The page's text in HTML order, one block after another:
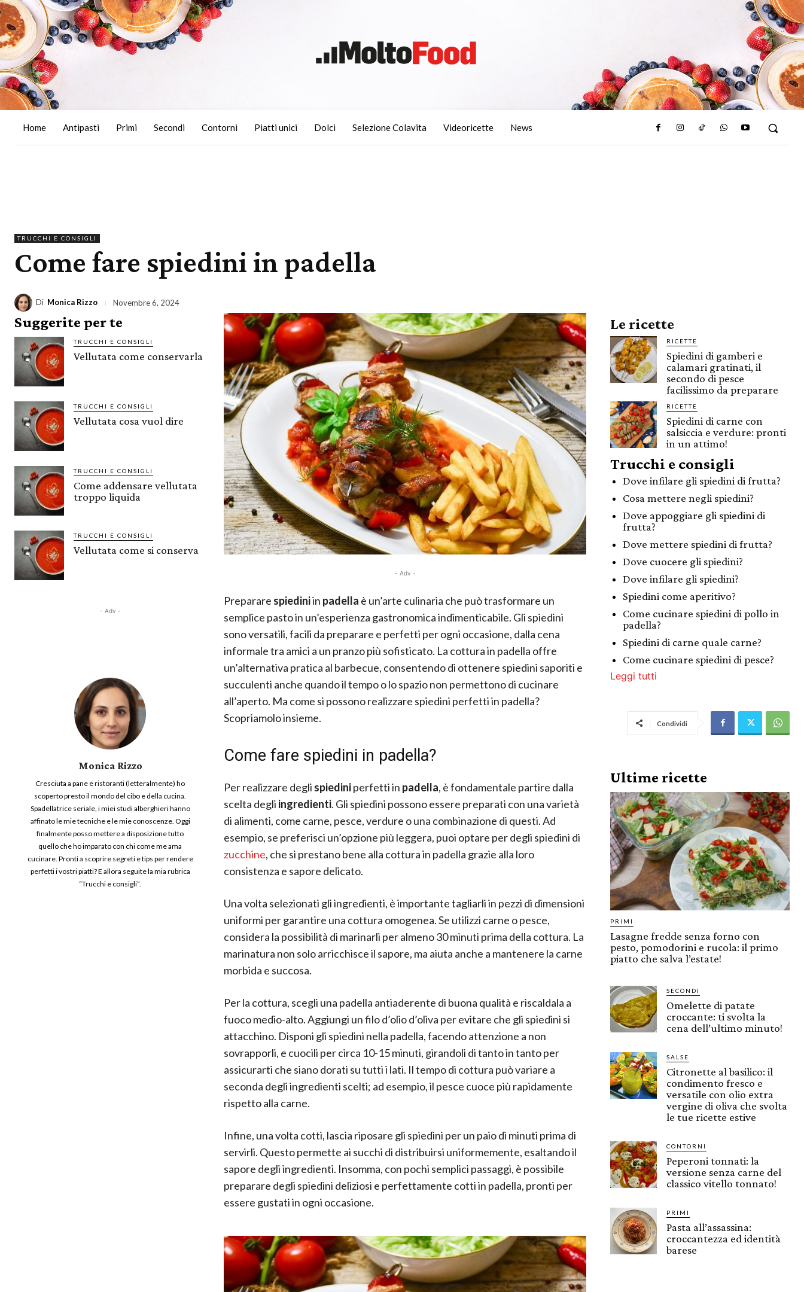
Home Antipasti Primi Secondi Contorni Piatti unici Dolci Selezione Colavita Videoricette News
TRUCCHI E CONSIGLI
Come fare spiedini in padella
Di Monica Rizzo Novembre 6, 2024
Suggerite per te
TRUCCHI E CONSIGLI
Vellutata come conservarla
TRUCCHI E CONSIGLI
Vellutata cosa vuol dire
TRUCCHI E CONSIGLI
Come addensare vellutata
troppo liquida
TRUCCHI E CONSIGLI
Vellutata come si conserva
- Adv -
Monica Rizzo
Cresciuta a pane e ristoranti (letteralmente) ho
scoperto presto il mondo del cibo e della cucina.
Spadellatrice seriale, i miei studi alberghieri hanno
affinato le mie tecniche e le mie conoscenze. Oggi
finalmente posso mettere a disposizione tutto
quello che ho imparato con chi come me ama
cucinare. Pronti a scoprire segreti e tips per rendere
perfetti i vostri piatti? E allora seguite la mia rubrica
“Trucchi e consigli”.
- Adv -
Preparare spiediniin padella è un’arte culinaria che può trasformare un
semplice pasto in un’esperienza gastronomica indimenticabile. Gli spiedini
sono versatili, facili da preparare e perfetti per ogni occasione, dalla cena
informale tra amici a un pranzo più sofisticato. La cottura in padella offre
un’alternativa pratica al barbecue, consentendo di ottenere spiedini saporiti e
succulenti anche quando il tempo o lo spazio non permettono di cucinare
all’aperto. Ma come si possono realizzare spiedini perfetti in padella?
Scopriamolo insieme.
Come fare spiedini in padella?
Per realizzare degli spiediniperfetti in padella, è fondamentale partire dalla
scelta degli ingredienti. Gli spiedini possono essere preparati con una varietà
di alimenti, come carne, pesce, verdure o una combinazione di questi. Ad
esempio, se preferisci un’opzione più leggera, puoi optare per degli spiedini di
zucchine, che si prestano bene alla cottura in padella grazie alla loro
consistenza e sapore delicato.
Una volta selezionati gli ingredienti, è importante tagliarli in pezzi di dimensioni
uniformi per garantire una cottura omogenea. Se utilizzi carne o pesce,
considera la possibilità di marinarli per almeno 30 minuti prima della cottura. La
marinatura non solo arricchisce il sapore, ma aiuta anche a mantenere la carne
morbida e succosa.
Per la cottura, scegli una padella antiaderente di buona qualità e riscaldala a
fuoco medio-alto. Aggiungi un filo d’olio d’oliva per evitare che gli spiedini si
attacchino. Disponi gli spiedini nella padella, facendo attenzione a non
sovrapporli, e cuocili per circa 10-15 minuti, girandoli di tanto in tanto per
assicurarti che siano dorati su tutti i lati. Il tempo di cottura può variare a
seconda degli ingredienti scelti; ad esempio, il pesce cuoce più rapidamente
rispetto alla carne.
Infine, una volta cotti, lascia riposare gli spiedini per un paio di minuti prima di
servirli. Questo permette ai succhi di distribuirsi uniformemente, esaltando il
sapore degli ingredienti. Insomma, con pochi semplici passaggi, è possibile
preparare degli spiedini deliziosi e perfettamente cotti in padella, pronti per
essere gustati in ogni occasione.
Le ricette
RICETTE
Spiedini di gamberi e
calamari gratinati, il
secondo di pesce
facilissimo da preparare
RICETTE
Spiedini di carne con
salsiccia e verdure: pronti
in un attimo!
Trucchi e consigli
Dove infilare gli spiedini di frutta?
Cosa mettere negli spiedini?
Dove appoggiare gli spiedini di
frutta?
Dove mettere spiedini di frutta?
Dove cuocere gli spiedini?
Dove infilare gli spiedini?
Spiedini come aperitivo?
Come cucinare spiedini di pollo in
padella?
Spiedini di carne quale carne?
Come cucinare spiedini di pesce?
Leggi tutti
Condividi
Ultime ricette
PRIMI
Lasagne fredde senza forno con
pesto, pomodorini e rucola: il primo
piatto che salva l’estate!
SECONDI
Omelette di patate
croccante: ti svolta la
cena dell’ultimo minuto!
SALSE
Citronette al basilico: il
condimento fresco e
versatile con olio extra
vergine di oliva che svolta
le tue ricette estive
CONTORNI
Peperoni tonnati: la
versione senza carne del
classico vitello tonnato!
PRIMI
Pasta all’assassina:
croccantezza ed identità
barese